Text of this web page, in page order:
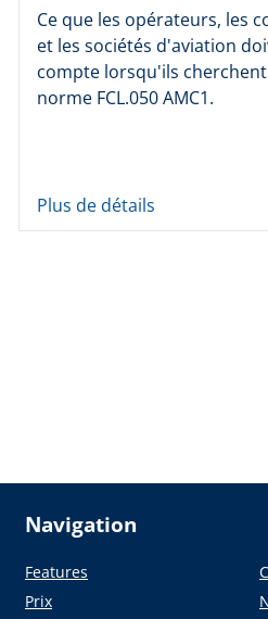
Ce que les opérateurs, les
et les sociétés d'aviation
compte lorsqu'ils
norme FCL.050 AMC1.
Plus de détails
Navigation
Features
Prix